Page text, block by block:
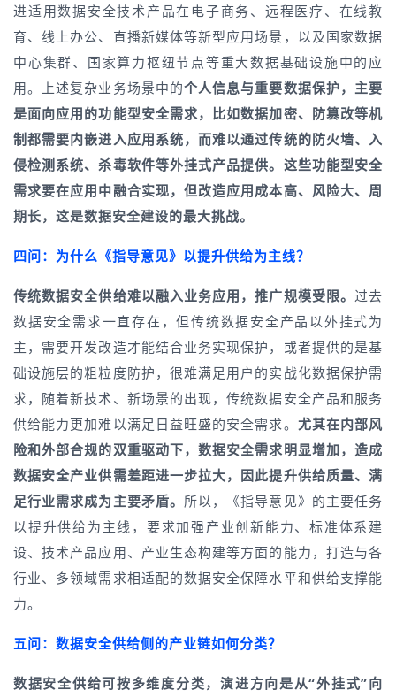
进适用数据安全技术产品在电子商务、远程医疗、在线教
育、线上办公、直播新媒体等新型应用场景，以及国家数据
中心集群、国家算力枢纽节点等重大数据基础设施中的应
用。上述复杂业务场景中的个人信息与重要数据保护，主要
是面向应用的功能型安全需求，比如数据加密、防篡改等机
制都需要内嵌进入应用系统，而难以通过传统的防火墙、入
侵检测系统、杀毒软件等外挂式产品提供。这些功能型安全
需求要在应用中融合实现，但改造应用成本高、风险大、周
期长，这是数据安全建设的最大挑战。
四问：为什么《指导意见》以提升供给为主线？
传统数据安全供给难以融入业务应用，推广规模受限。 过去
数据安全需求一直存在，但传统数据安全产品以外挂式为
主，需要开发改造才能结合业务实现保护，或者提供的是基
础设施层的粗粒度防护，很难满足用户的实战化数据保护需
求，随着新技术、新场景的出现，传统数据安全产品和服务
供给能力更加难以满足日益旺盛的安全需求。 尤其在内部风
险和外部合规的双重驱动下，数据安全需求明显增加，造成
数据安全产业供需差距进一步拉大，因此提升供给质量、满
足行业需求成为主要矛盾。 所以，《指导意见》的主要任务
以提升供给为主线，要求加强产业创新能力、标准体系建
设、技术产品应用、产业生态构建等方面的能力，打造与各
行业、多领域需求相适配的数据安全保障水平和供给支撑能
力。
五问：数据安全供给侧的产业链如何分类？
数据安全供给可按多维度分类，演进方向是从“外挂式”向